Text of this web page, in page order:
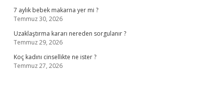
7 aylık bebek makarna yer mi ?
Temmuz 30, 2026
Uzaklaştırma kararı nereden sorgulanır ?
Temmuz 29, 2026
Koç kadını cinsellikte ne ister ?
Temmuz 27, 2026